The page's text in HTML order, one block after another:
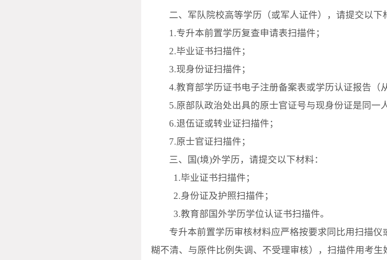
二、军队院校高等学历（或军人证件），请提交以下
1 .专升本前置学历复查申请表扫描件；
2.毕业证书扫描件；
3.现身份证扫描件；
4.教育部学历证书电子注册备案表或学历认证报告 （
5.原部队政治处出具的原士官证号与现身份证是同一
6.退伍证或转业证扫描件；
7.原士官证扫描件；
三、国(境)外学历，请提交以下材料：
1 .毕业证书扫描件；
2.身份证及护照扫描件；
3.教育部国外学历学位认证书扫描件。
专升本前置学历审核材料应严格按要求同比用扫描仪
糊不清、与原件比例失调、 不受理审核） ， 扫描件用考生